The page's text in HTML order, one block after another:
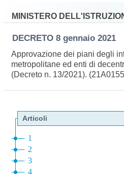
MINISTERO
DECRETO 8 gennaio 2021
Approvazione dei piani degli
metropolitane ed enti di
(Decreto n. 13/2021).